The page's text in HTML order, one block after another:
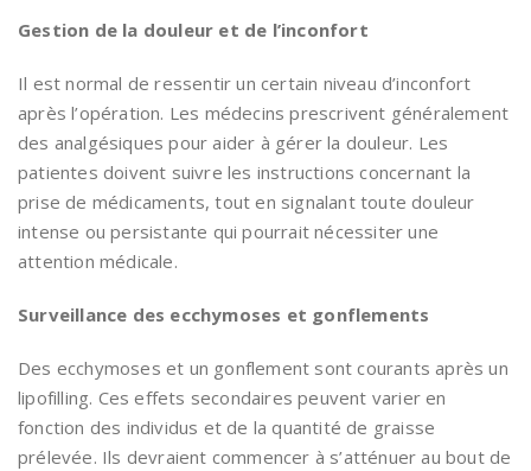
Gestion de la douleur et de l’inconfort
Il est normal de ressentir un certain niveau d’inconfort
après l’opération. Les médecins prescrivent généralement
des analgésiques pour aider à gérer la douleur. Les
patientes doivent suivre les instructions concernant la
prise de médicaments, tout en signalant toute douleur
intense ou persistante qui pourrait nécessiter une
attention médicale.
Surveillance des ecchymoses et gonflements
Des ecchymoses et un gonflement sont courants après un
lipofilling. Ces effets secondaires peuvent varier en
fonction des individus et de la quantité de graisse
prélevée. Ils devraient commencer à s’atténuer au bout de